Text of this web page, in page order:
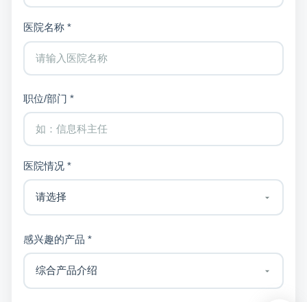
医院名称 *
职位/部门 *
医院情况 *
感兴趣的产品 *